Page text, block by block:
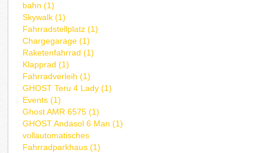
bahn (1)
Skywalk (1)
Fahrradstellplatz (1)
Chargegarage (1)
Raketenfahrrad (1)
Klapprad (1)
Fahrradverleih (1)
GHOST Teru 4 Lady (1)
Events (1)
Ghost AMR 6575 (1)
GHOST Andasol 6 Man (1)
vollautomatisches
Fahrradparkhaus (1)